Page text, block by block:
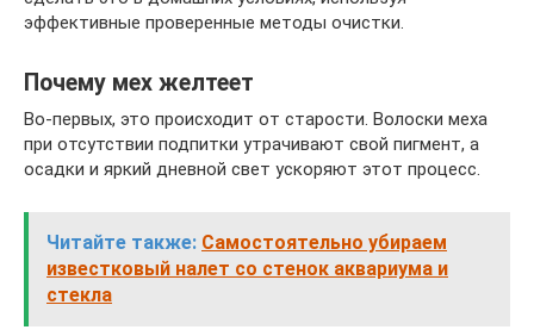
эффективные проверенные методы очистки.
Почему мех желтеет
Во-первых, это происходит от старости. Волоски меха
при отсутствии подпитки утрачивают свой пигмент, а
осадки и яркий дневной свет ускоряют этот процесс.
Читайте также: Самостоятельно убираем
известковый налет со стенок аквариума и
стекла